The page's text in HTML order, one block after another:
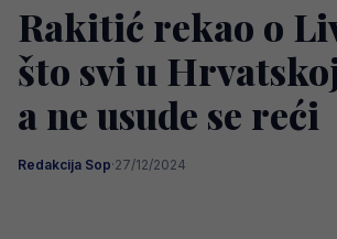
Rakitić rekao o
što svi u
a ne usude se reći
Redakcija Sop·27/12/2024